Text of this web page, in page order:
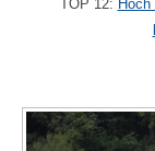
TOP 12: Hoch